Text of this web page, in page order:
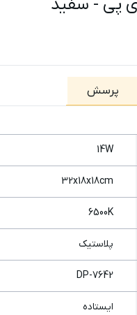
- سفید
پرسش
14W
32x18x18cm
6500K
پلاستیک
DP-7642
ایستاده